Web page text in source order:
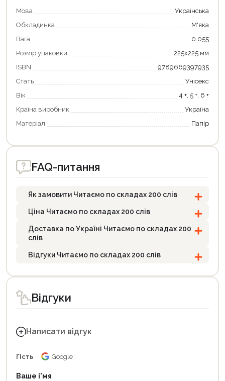
Мова
Українська
Обкладинка
М'яка
Вага
0.055
Розмір упаковки
225х225 мм
ISBN
9789669397935
Стать
Унісекс
Вік
4 +, 5 +, 6 +
Країна виробник
Україна
Матеріал
Папір
FAQ-питання
Як замовити Читаємо по складах 200 слів
Ціна Читаємо по складах 200 слів
Доставка по Україні Читаємо по складах 200
слів
Відгуки Читаємо по складах 200 слів
Відгуки
Написати відгук
Гість Google
Ваше і'мя